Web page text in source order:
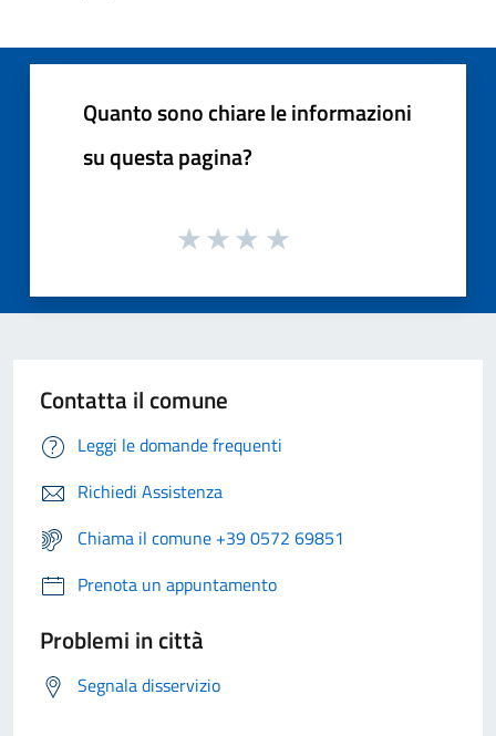
Quanto sono chiare le informazioni
su questa pagina?
Contatta il comune
Leggi le domande frequenti
Richiedi Assistenza
Chiama il comune +39 0572 69851
Prenota un appuntamento
Problemi in città
Segnala disservizio